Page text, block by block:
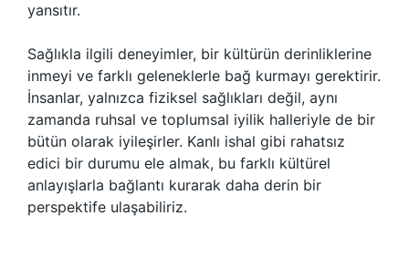
yansıtır.
Sağlıkla ilgili deneyimler, bir kültürün derinliklerine
inmeyi ve farklı geleneklerle bağ kurmayı gerektirir.
İnsanlar, yalnızca fiziksel sağlıkları değil, aynı
zamanda ruhsal ve toplumsal iyilik halleriyle de bir
bütün olarak iyileşirler. Kanlı ishal gibi rahatsız
edici bir durumu ele almak, bu farklı kültürel
anlayışlarla bağlantı kurarak daha derin bir
perspektife ulaşabiliriz.